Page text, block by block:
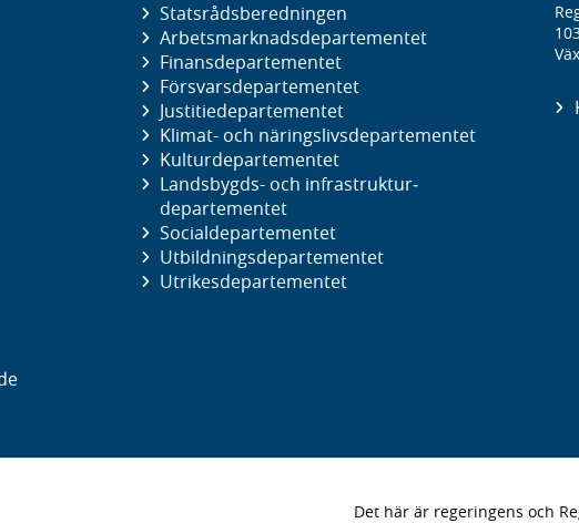
Statsrådsberedningen
Arbetsmarknads­departementet
Finans­departementet
Försvars­departementet
Justitie­departementet
Klimat- och näringslivs­departementet
Kultur­departementet
Landsbygds- och infrastruktur­
departementet
Social­departementet
Utbildnings­departementet
Utrikes­departementet
Det här är regeringens och